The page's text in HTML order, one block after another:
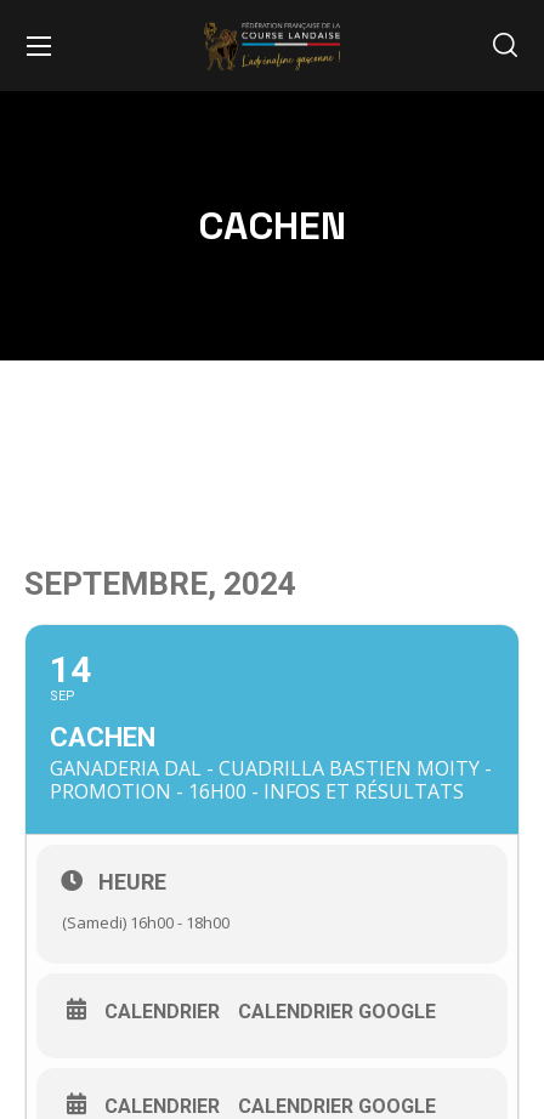
CACHEN
SEPTEMBRE, 2024
14
SEP
CACHEN
GANADERIA DAL - CUADRILLA BASTIEN MOITY -
PROMOTION - 16H00 - INFOS ET RÉSULTATS
HEURE
(Samedi) 16h00 - 18h00
CALENDRIER CALENDRIER GOOGLE
CALENDRIER CALENDRIER GOOGLE